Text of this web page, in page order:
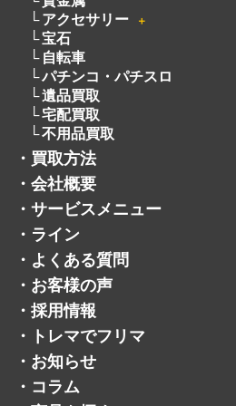
貴金属
アクセサリー
＋
宝石
自転車
パチンコ・パチスロ
遺品買取
宅配買取
不用品買取
・ 買取方法
・ 会社概要
・ サービスメニュー
・ ライン
・ よくある質問
・ お客様の声
・ 採用情報
・ トレマでフリマ
・ お知らせ
・ コラム